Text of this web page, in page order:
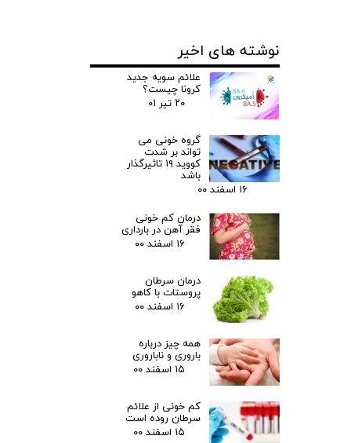
نوشته های اخیر
علائم سویه جدید
کرونا چیست؟
۲۰ تیر ۰۱
گروه خونی می
تواند بر شدت
کووید ۱۹ تاثیرگذار
باشد
۱۶ اسفند ۰۰
درمان کم خونی
فقر آهن در بارداری
۱۶ اسفند ۰۰
درمان سرطان
پروستات با کاهو
۱۶ اسفند ۰۰
همه چیز درباره
باروری و ناباروری
۱۵ اسفند ۰۰
کم خونی از علائم
سرطان روده است
۱۵ اسفند ۰۰